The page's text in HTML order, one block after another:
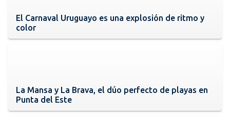
El Carnaval Uruguayo es una explosión de ritmo y
color
La Mansa y La Brava, el dúo perfecto de playas en
Punta del Este